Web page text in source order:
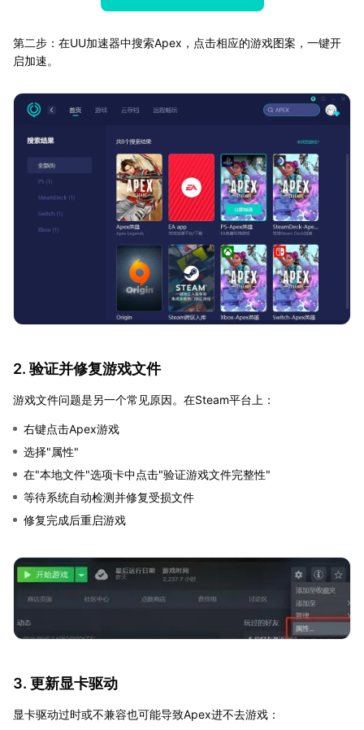
第二步：在UU加速器中搜索Apex，点击相应的游戏图案，一键开
启加速。
2. 验证并修复游戏文件
游戏文件问题是另一个常见原因。在Steam平台上：
右键点击Apex游戏
选择"属性"
在"本地文件"选项卡中点击"验证游戏文件完整性"
等待系统自动检测并修复受损文件
修复完成后重启游戏
3. 更新显卡驱动
显卡驱动过时或不兼容也可能导致Apex进不去游戏：